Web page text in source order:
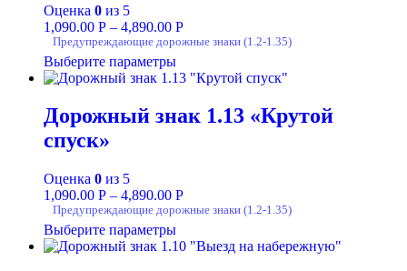
Оценка 0 из 5
1,090.00 Р – 4,890.00 Р
Предупреждающие дорожные знаки (1.2-1.35)
Выберите параметры
Дорожный знак 1.13 «Крутой
спуск»
Оценка 0 из 5
1,090.00 Р – 4,890.00 Р
Предупреждающие дорожные знаки (1.2-1.35)
Выберите параметры